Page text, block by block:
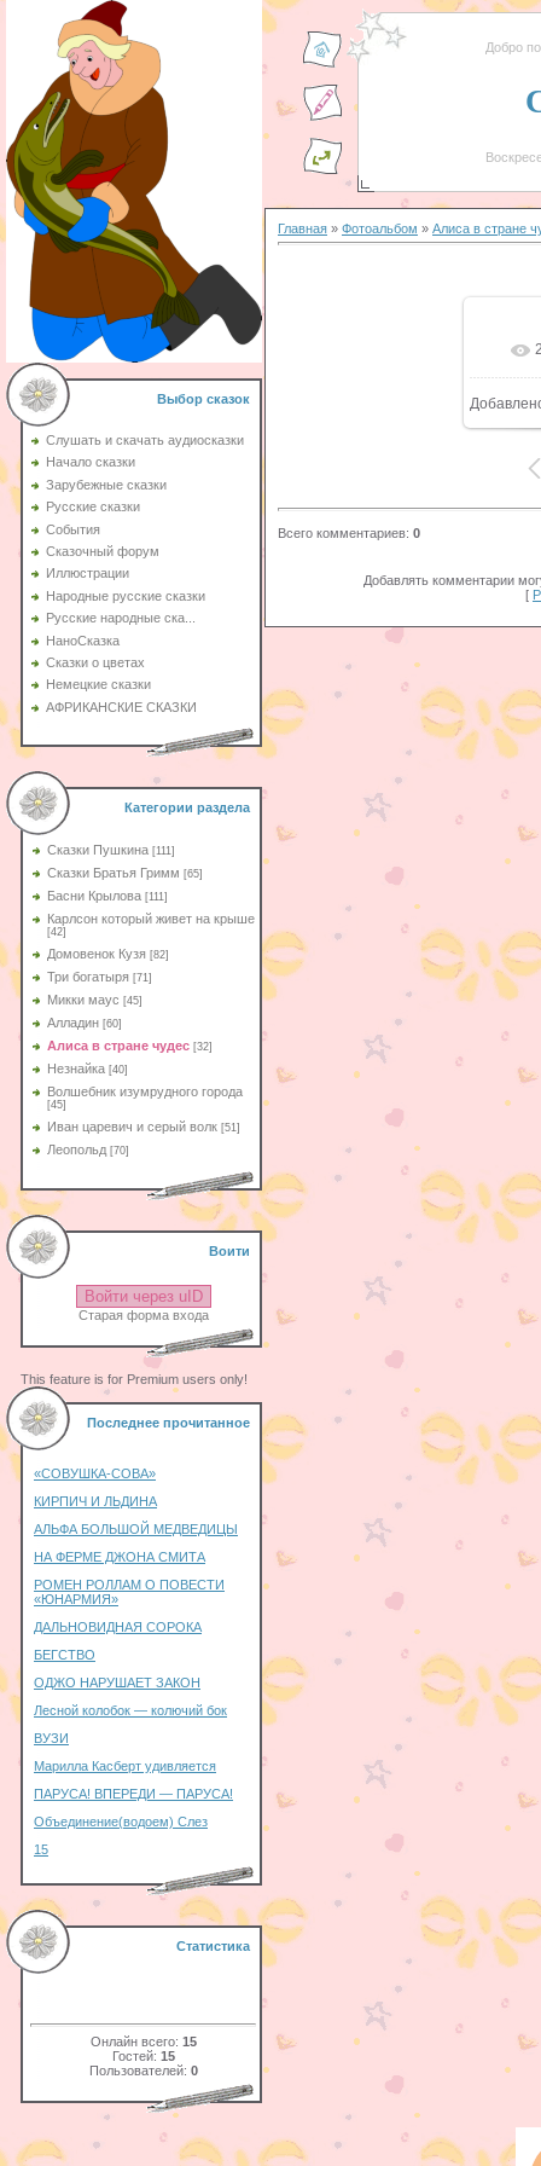
Выбор сказок
Слушать и скачать аудиосказки
Начало сказки
Зарубежные сказки
Русские сказки
События
Сказочный форум
Иллюстрации
Народные русские сказки
Русские народные ска...
НаноСказка
Сказки о цветах
Немецкие сказки
АФРИКАНСКИЕ СКАЗКИ
Категории раздела
Сказки Пушкина [111]
Сказки Братья Гримм [65]
Басни Крылова [111]
Карлсон который живет на крыше
[42]
Домовенок Кузя [82]
Три богатыря [71]
Микки маус [45]
Алладин [60]
Aлиса в стране чудес [32]
Незнайка [40]
Волшебник изумрудного города
[45]
Иван царевич и серый волк [51]
Леопольд [70]
Воити
Войти через uID
Старая форма входа
This feature is for Premium users only!
Последнее прочитанное
«СОВУШКА-СОВА»
КИРПИЧ И ЛЬДИНА
АЛЬФА БОЛЬШОЙ МЕДВЕДИЦЫ
НА ФЕРМЕ ДЖОНА СМИТА
РОМЕН РОЛЛАМ О ПОВЕСТИ
«ЮНАРМИЯ»
ДАЛЬНОВИДНАЯ СОРОКА
БЕГСТВО
ОДЖО НАРУШАЕТ ЗАКОН
Лесной колобок — колючий бок
ВУЗИ
Марилла Касберт удивляется
ПАРУСА! ВПЕРЕДИ — ПАРУСА!
Объединение(водоем) Слез
15
Статистика
Онлайн всего: 15
Гостей: 15
Пользователей: 0
Добро
Главная » Фотоальбом » Aлиса в стране
Всего комментариев: 0
Добавлять комментарии
[